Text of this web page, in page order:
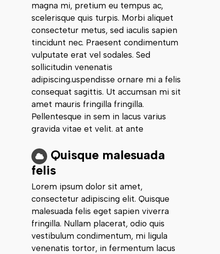
magna mi, pretium eu tempus ac,
scelerisque quis turpis. Morbi aliquet
consectetur metus, sed iaculis sapien
tincidunt nec. Praesent condimentum
vulputate erat vel sodales. Sed
sollicitudin venenatis
adipiscing.uspendisse ornare mi a felis
consequat sagittis. Ut accumsan mi sit
amet mauris fringilla fringilla.
Pellentesque in sem in lacus varius
gravida vitae et velit. at ante
Quisque malesuada
felis
Lorem ipsum dolor sit amet,
consectetur adipiscing elit. Quisque
malesuada felis eget sapien viverra
fringilla. Nullam placerat, odio quis
vestibulum condimentum, mi ligula
venenatis tortor, in fermentum lacus